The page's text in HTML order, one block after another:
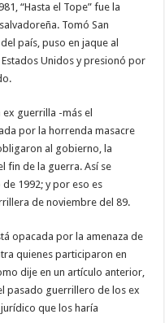
“Hasta el Tope” fue la
Tomó San
país, puso en jaque al
Unidos y presionó por
guerrilla -más el
por la horrenda masacre
al gobierno, la
fin de la guerra. Así se
1992; y por eso es
de noviembre del 89.
opacada por la amenaza de
quienes participaron en
dije en un artículo anterior,
pasado guerrillero de los ex
que los haría